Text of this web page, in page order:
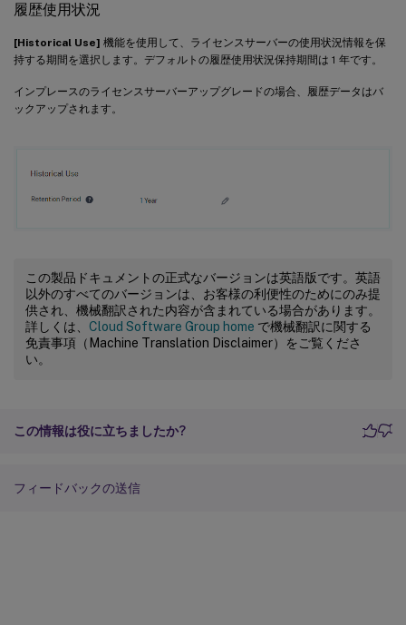
履歴使用状況
[Historical Use] 機能を使用して、ライセンスサーバーの使用状況情報を保
持する期間を選択します。デフォルトの履歴使用状況保持期間は 1 年です。
インプレースのライセンスサーバーアップグレードの場合、履歴データはバ
ックアップされます。
この製品ドキュメントの正式なバージョンは英語版です。英語
以外のすべてのバージョンは、お客様の利便性のためにのみ提
供され、機械翻訳された内容が含まれている場合があります。
詳しくは、 Cloud Software Group home で機械翻訳に関する
免責事項（Machine Translation Disclaimer）をご覧くださ
い。
この情報は役に立ちましたか?
フィードバックの送信